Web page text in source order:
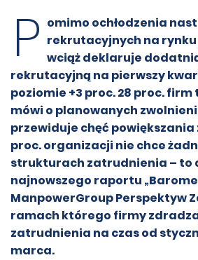
P omimo ochłodzenia
rekrutacyjnych na rynku
wciąż deklaruje
rekrutacyjną na pierwszy
poziomie +3 proc. 28 proc.
mówi o planowanych
przewiduje chęć powiększania
proc. organizacji nie chce
strukturach zatrudnienia – to
najnowszego raportu
ManpowerGroup Perspektyw
ramach którego firmy
zatrudnienia na czas od
marca.